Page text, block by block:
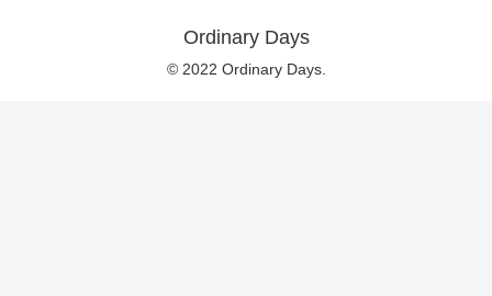
Ordinary Days
© 2022 Ordinary Days.